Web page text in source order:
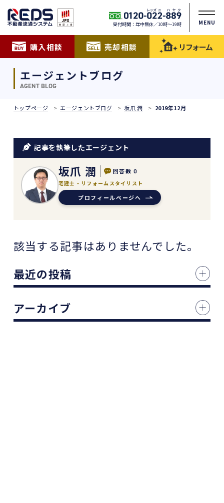
受付時間：年中無休／10時〜19時 MENU
購入相談 売却相談 リフォーム
エージェントブログ
AGENT BLOG
トップページ エージェントブログ 坂爪 潤 2019年12月
記事を執筆したエージェント
坂爪 潤 回答数 0
宅建士・リフォームスタイリスト
プロフィールページへ
該当する記事はありませんでした。
最近の投稿
アーカイブ